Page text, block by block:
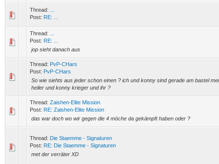
Thread:
Post: RE: ...
Thread:
Post: RE: ...
jop sieht danach aus
Thread: PvP-CHars
Post: PvP-CHars
So wie siehts aus jeder schon einen ? ich und konny sind gerade am bastel
heiler und konny krieger und ihr ?
Thread: Zaishen-Elite Mission
Post: RE: Zaishen-Elite Mission
das war doch wo wir gegen die 4 möche da gekämpft haben oder ?
Thread: Die Staemme - Signaturen
Post: RE: Die Staemme - Signaturen
met der verräter XD